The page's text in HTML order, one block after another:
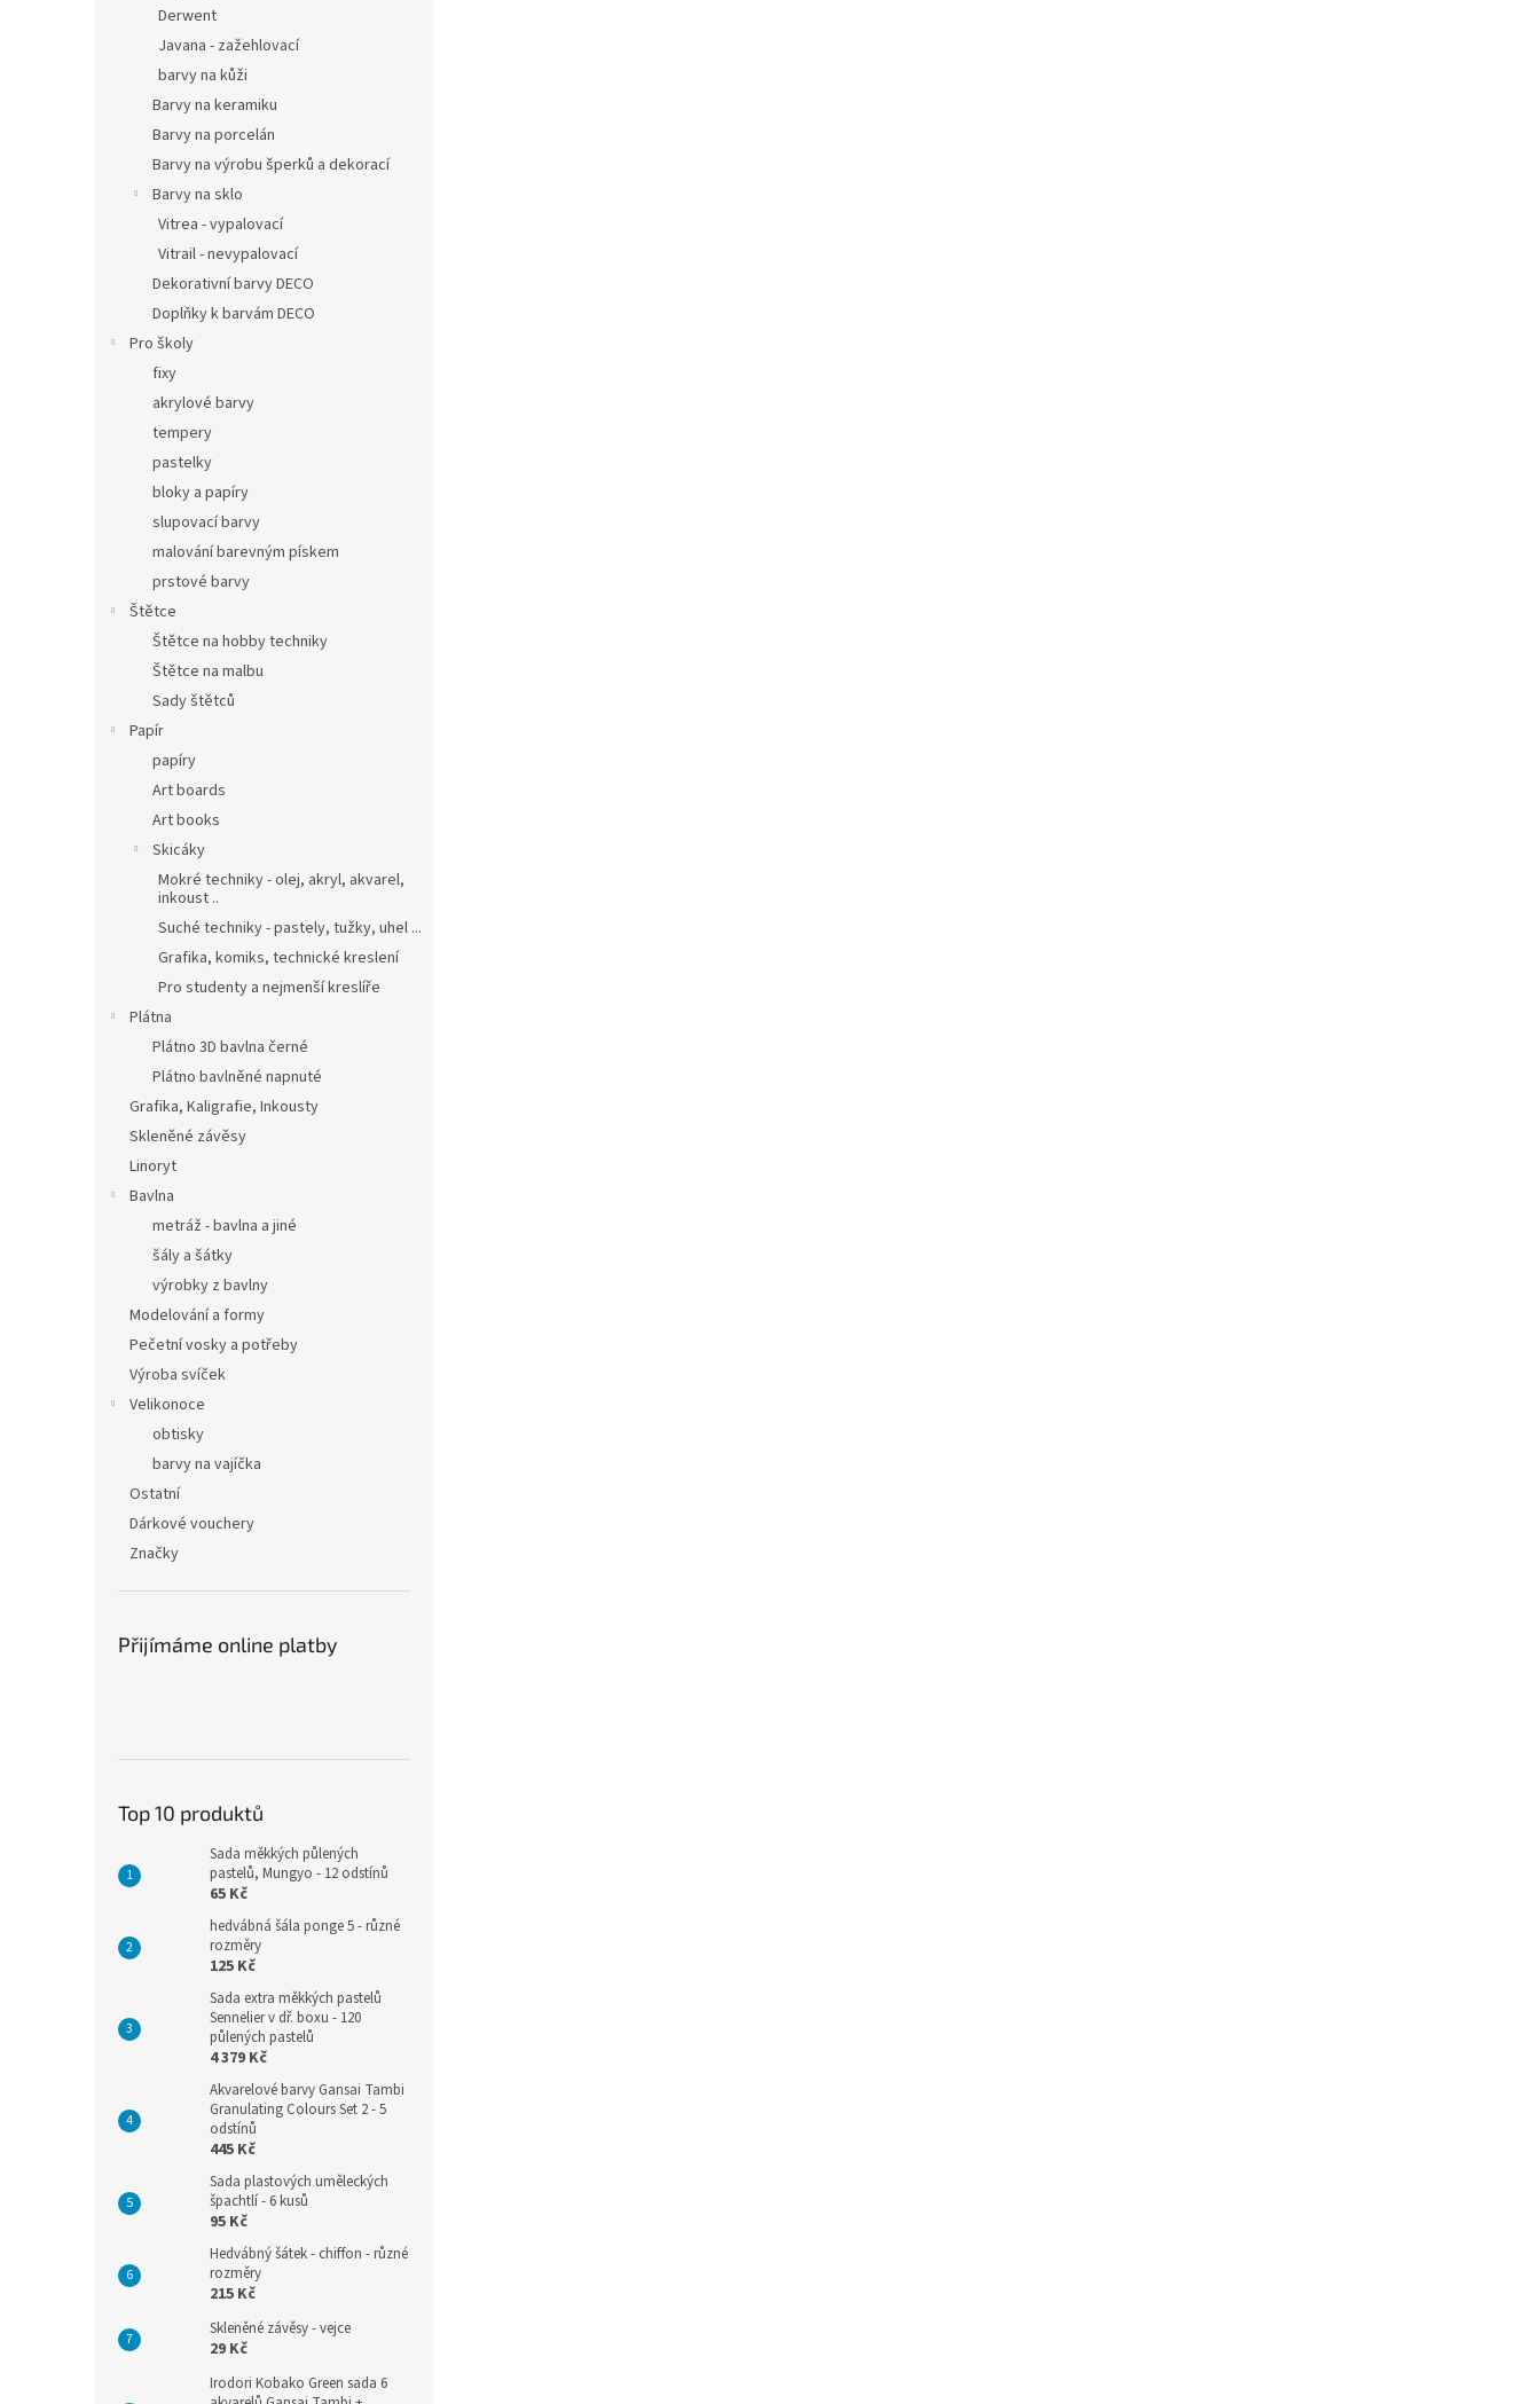
Derwent
Javana - zažehlovací
barvy na kůži
Barvy na keramiku
Barvy na porcelán
Barvy na výrobu šperků a dekorací
Barvy na sklo
Vitrea - vypalovací
Vitrail - nevypalovací
Dekorativní barvy DECO
Doplňky k barvám DECO
Pro školy
fixy
akrylové barvy
tempery
pastelky
bloky a papíry
slupovací barvy
malování barevným pískem
prstové barvy
Štětce
Štětce na hobby techniky
Štětce na malbu
Sady štětců
Papír
papíry
Art boards
Art books
Skicáky
Mokré techniky - olej, akryl, akvarel,
inkoust ..
Suché techniky - pastely, tužky, uhel ...
Grafika, komiks, technické kreslení
Pro studenty a nejmenší kreslíře
Plátna
Plátno 3D bavlna černé
Plátno bavlněné napnuté
Grafika, Kaligrafie, Inkousty
Skleněné závěsy
Linoryt
Bavlna
metráž - bavlna a jiné
šály a šátky
výrobky z bavlny
Modelování a formy
Pečetní vosky a potřeby
Výroba svíček
Velikonoce
obtisky
barvy na vajíčka
Ostatní
Dárkové vouchery
Značky
Přijímáme online platby
Top 10 produktů
Sada měkkých půlených
pastelů, Mungyo - 12 odstínů
65 Kč
hedvábná šála ponge 5 - různé
rozměry
125 Kč
Sada extra měkkých pastelů
Sennelier v dř. boxu - 120
půlených pastelů
4 379 Kč
Akvarelové barvy Gansai Tambi
Granulating Colours Set 2 - 5
odstínů
445 Kč
Sada plastových uměleckých
špachtlí - 6 kusů
95 Kč
Hedvábný šátek - chiffon - různé
rozměry
215 Kč
Skleněné závěsy - vejce
29 Kč
Irodori Kobako Green sada 6